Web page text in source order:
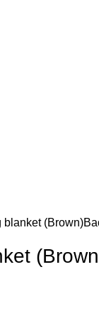
blanket (Brown)